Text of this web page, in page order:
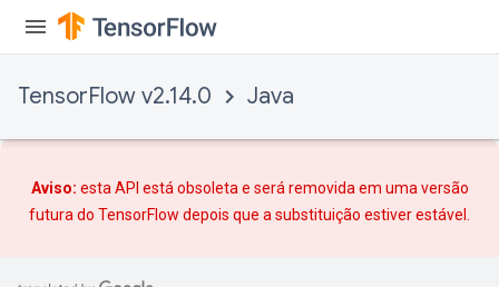
TensorFlow v2.14.0 Java
Aviso: esta API está obsoleta e será removida em uma versão
futura do TensorFlow depois que a substituição estiver estável.